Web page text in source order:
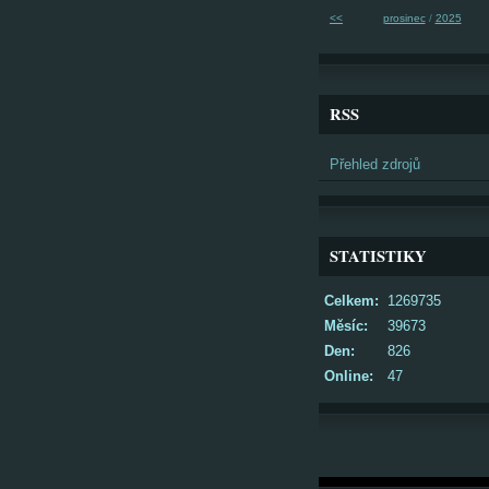
<< prosinec/ 2025
RSS
Přehled zdrojů
STATISTIKY
Online: 47
Celkem:
1269735
Měsíc:
39673
Den:
826